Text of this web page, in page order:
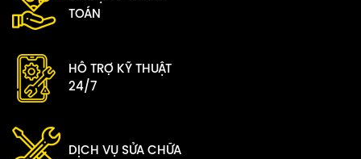
TOÁN
HỖ TRỢ KỸ THUẬT
24/7
DỊCH VỤ SỬA CHỮA